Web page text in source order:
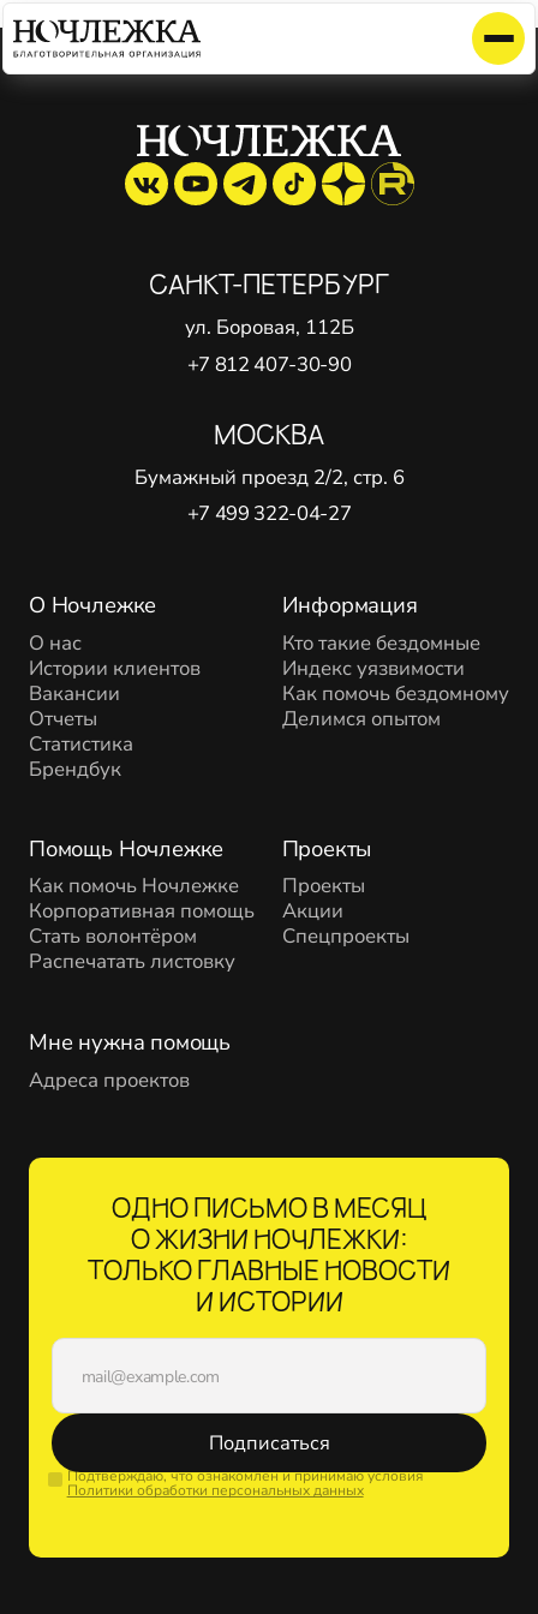
Элемент не найден!
О Ночлежке
О нас
Истории клиентов
Вакансии
Отчеты
Статистика
Брендбук
Помощь Ночлежке
Как помочь Ночлежке
Корпоративная помощь
Стать волонтёром
Распечатать листовку
Проекты
Проекты
Акции
Спецпроекты
Информация
Кто такие бездомные
Индекс уязвимости
Как помочь бездомному
Делимся опытом
Мне нужна помощь
Адреса проектов
САНКТ-ПЕТЕРБУРГ
ул. Боровая, 112Б
+7 812 407-30-90
МОСКВА
Бумажный проезд 2/2, стр. 6
+7 499 322-04-27
ОДНО ПИСЬМО В МЕСЯЦ
О ЖИЗНИ НОЧЛЕЖКИ:
ТОЛЬКО ГЛАВНЫЕ НОВОСТИ
И ИСТОРИИ
Подписаться
Подтверждаю, что ознакомлен и принимаю условия
Политики обработки персональных данных